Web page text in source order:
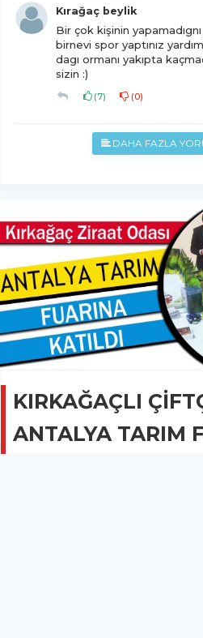
Kırağaç beylik
Bir çok kişinin
birnevi spor yaptınız
dagı ormanı yakıpta
sizin :)
(7) (0)
DAHA FAZLA
KIRKAĞAÇLI
ANTALYA TARIM